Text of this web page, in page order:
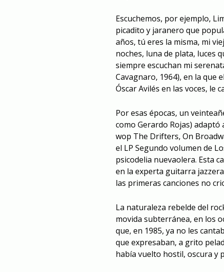
Escuchemos, por ejemplo,
picadito y jaranero que
años, tú eres la misma, mi
noches, luna de plata, luces
siempre escuchan mi
Cavagnaro, 1964), en la que
Óscar Avilés en las voces, le
Por esas épocas, un
como Gerardo Rojas)
wop The Drifters, On
el LP Segundo volumen de
psicodelia nuevaolera. Esta
en la experta guitarra
las primeras canciones no
La naturaleza rebelde del
movida subterránea, en los
que, en 1985, ya no les
que expresaban, a grito
había vuelto hostil, oscura y